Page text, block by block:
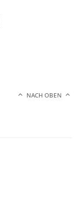
NACH OBEN